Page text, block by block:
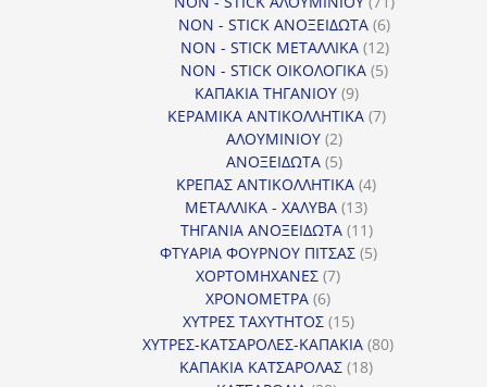
προϊόντα
NON - STICK ΑΝΟΞΕΙΔΩΤΑ 66
προϊόντα
NON - STICK ΜΕΤΑΛΛΙΚΑ 1212
προϊόντα
NON - STICK ΟΙΚΟΛΟΓΙΚΑ 55
ΚΑΠΑΚΙΑ ΤΗΓΑΝΙΟΥ 99
προϊόντα
ΚΕΡΑΜΙΚΑ ΑΝΤΙΚΟΛΛΗΤΙΚΑ 77
ΑΛΟΥΜΙΝΙΟΥ 22
προϊόντα
ΑΝΟΞΕΙΔΩΤΑ 55
προϊόντα
ΚΡΕΠΑΣ ΑΝΤΙΚΟΛΛΗΤΙΚΑ 44
ΜΕΤΑΛΛΙΚΑ - ΧΑΛΥΒΑ 1313
προϊόντα
ΤΗΓΑΝΙΑ ΑΝΟΞΕΙΔΩΤΑ 1111
προϊόντα
ΦΤΥΑΡΙΑ ΦΟΥΡΝΟΥ ΠΙΤΣΑΣ 55
ΧΟΡΤΟΜΗΧΑΝΕΣ 77
ΧΡΟΝΟΜΕΤΡΑ 66
προϊόντα
ΧΥΤΡΕΣ ΤΑΧΥΤΗΤΟΣ 1515
προϊόντα
ΧΥΤΡΕΣ-ΚΑΤΣΑΡΟΛΕΣ-ΚΑΠΑΚΙΑ 8080
ΚΑΠΑΚΙΑ ΚΑΤΣΑΡΟΛΑΣ 1818